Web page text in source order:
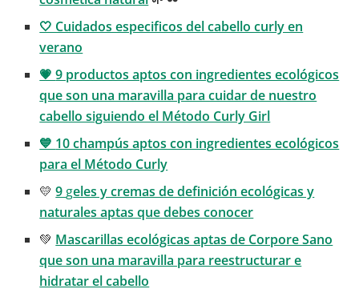
🤍 Cuidados especificos del cabello curly en
verano
💗9 productos aptos con ingredientes ecológicos
que son una maravilla para cuidar de nuestro
cabello siguiendo el Método Curly Girl
💙 10 champús aptos con ingredientes ecológicos
para el Método Curly
💛9 geles y cremas de definición ecológicas y
naturales aptas que debes conocer
💚 Mascarillas ecológicas aptas de Corpore Sano
que son una maravilla para reestructurar e
hidratar el cabello